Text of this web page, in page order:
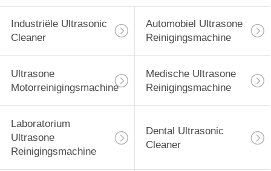
Industriële Ultrasonic
Cleaner
Automobiel Ultrasone
Reinigingsmachine
Ultrasone
Motorreinigingsmachine
Medische Ultrasone
Reinigingsmachine
Laboratorium
Ultrasone
Reinigingsmachine
Dental Ultrasonic
Cleaner